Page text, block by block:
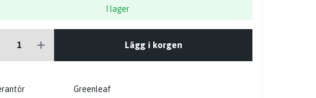
I lager
Lägg i korgen
Greenleaf